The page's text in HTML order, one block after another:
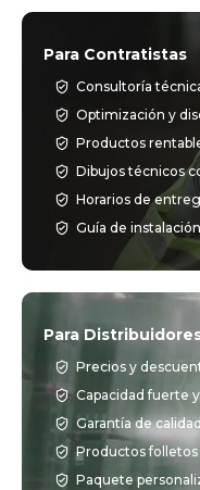
Para Contratistas
Consultoría
Optimización y
Productos
Dibujos técnicos
Horarios de
Guía de
Para
Precios y
Capacidad fuerte
Garantía de
Productos
Paquete